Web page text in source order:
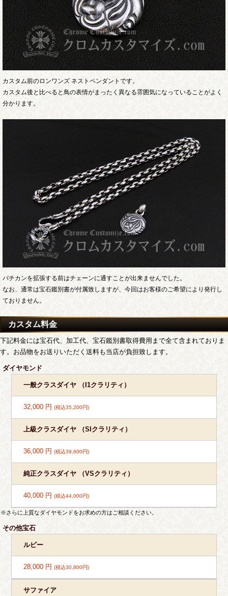
カスタム前のロンワンズ ネストペンダントです。
カスタム後と比べると鳥の表情がまったく異なる雰囲気になっていることがよく
分かります。
バチカンを拡張する前はチェーンに通すことが出来ませんでした。
なお、通常は宝石鑑別書が付属致しますが、今回はお客様のご希望により発行し
ておりません。
カスタム料金
下記料金には宝石代、加工代、宝石鑑別書取得費用まで全て含まれておりま
す。お品物をお送りいただく送料も当店が負担致します。
ダイヤモンド
一般クラスダイヤ （I1クラリティ）
32,000 円(税込35,200円)
上級クラスダイヤ （SIクラリティ）
36,000 円(税込39,600円)
純正クラスダイヤ （VSクラリティ）
40,000 円(税込44,000円)
※さらに上質なダイヤモンドをお求めの方はご相談ください。
その他宝石
ルビー
28,000 円(税込30,800円)
サファイア